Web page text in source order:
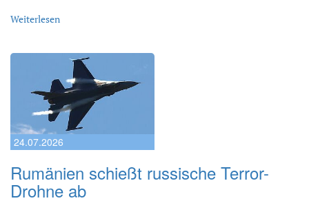
Weiterlesen
24.07.2026
Rumänien schießt russische Terror-
Drohne ab